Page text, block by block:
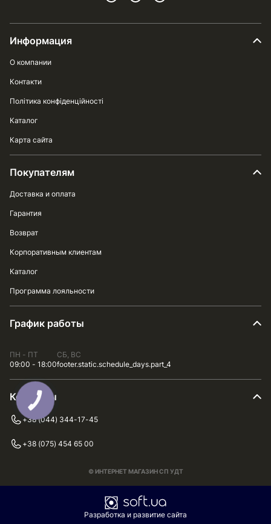
Информация
О компании
Контакти
Політика конфіденційності
Каталог
Карта сайта
Покупателям
Доставка и оплата
Гарантия
Возврат
Корпоративным клиентам
Каталог
Программа лояльности
График работы
ПН - ПТ
09:00 - 18:00
СБ, ВС
footer.static.schedule_days.part_4
Контакты
+38 (044) 344-17-45
+38 (075) 454 65 00
© ИНТЕРНЕТ МАГАЗИН СП УДТ
Разработка и развитие сайта